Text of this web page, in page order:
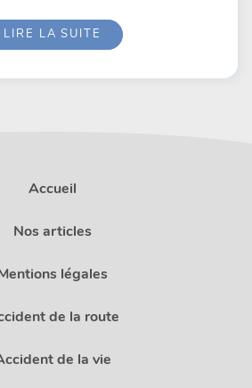
LIRE LA SUITE
Accueil
Nos articles
légales
de la route
de la vie